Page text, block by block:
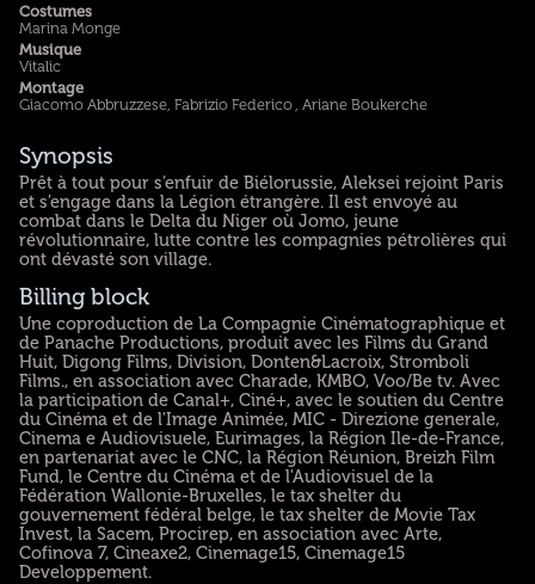
Costumes
Marina Monge
Musique
Vitalic
Montage
Giacomo Abbruzzese, Fabrizio Federico , Ariane Boukerche
Synopsis
Prêt à tout pour s’enfuir de Biélorussie, Aleksei rejoint Paris
et s’engage dans la Légion étrangère. Il est envoyé au
combat dans le Delta du Niger où Jomo, jeune
révolutionnaire, lutte contre les compagnies pétrolières qui
ont dévasté son village.
Billing block
Une coproduction de La Compagnie Cinématographique et
de Panache Productions, produit avec les Films du Grand
Huit, Digong Films, Division, Donten&Lacroix, Stromboli
Films., en association avec Charade, KMBO, Voo/Be tv. Avec
la participation de Canal+, Ciné+, avec le soutien du Centre
du Cinéma et de l'Image Animée, MIC - Direzione generale,
Cinema e Audiovisuele, Eurimages, la Région Ile-de-France,
en partenariat avec le CNC, la Région Réunion, Breizh Film
Fund, le Centre du Cinéma et de l'Audiovisuel de la
Fédération Wallonie-Bruxelles, le tax shelter du
gouvernement fédéral belge, le tax shelter de Movie Tax
Invest, la Sacem, Procirep, en association avec Arte,
Cofinova 7, Cineaxe2, Cinemage15, Cinemage15
Developpement.